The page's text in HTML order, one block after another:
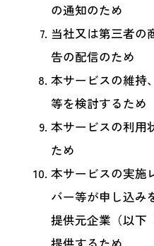
の通知のため
当社又は第三者の
告の配信のため
本サービスの維持
等を検討するため
本サービスの利用
ため
本サービスの実施
バー等が申し込み
提供元企業（以下